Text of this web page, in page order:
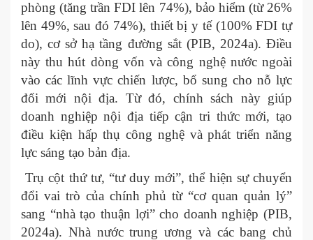
phòng (tăng trần FDI lên 74%), bảo hiểm (từ 26%
lên 49%, sau đó 74%), thiết bị y tế (100% FDI tự
do), cơ sở hạ tầng đường sắt (PIB, 2024a). Điều
này thu hút dòng vốn và công nghệ nước ngoài
vào các lĩnh vực chiến lược, bổ sung cho nỗ lực
đổi mới nội địa. Từ đó, chính sách này giúp
doanh nghiệp nội địa tiếp cận tri thức mới, tạo
điều kiện hấp thụ công nghệ và phát triển năng
lực sáng tạo bản địa.
Trụ cột thứ tư, “tư duy mới”, thể hiện sự chuyển
đổi vai trò của chính phủ từ “cơ quan quản lý”
sang “nhà tạo thuận lợi” cho doanh nghiệp (PIB,
2024a). Nhà nước trung ương và các bang chủ